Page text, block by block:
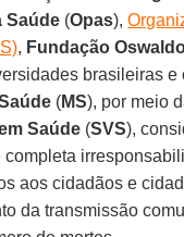
Saúde (Opas),
, Fundação
brasileiras e
(MS), por meio
Saúde (SVS),
completa
aos cidadãos e
da transmissão